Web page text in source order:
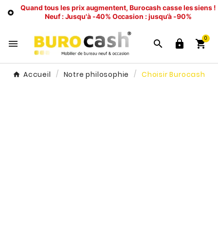

Quand tous les prix augmentent, Burocash casse les siens !
Neuf : Jusqu'à -40% Occasion : jusqu’à -90%
   
0
Accueil Notre philosophie Choisir Burocash